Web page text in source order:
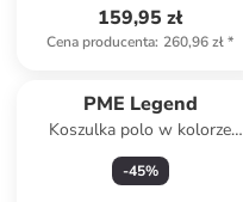
159,95 zł
Cena producenta: 260,96 zł*
PME Legend
Koszulka polo w kolorze
granatowym
-45%